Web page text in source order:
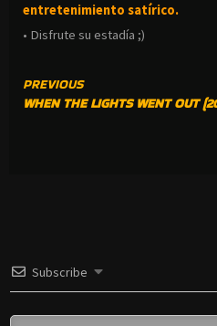
entretenimiento satírico.
• Disfrute su estadía ;)
CONTINUE
READING
PREVIOUS
WHEN THE LIGHTS WENT OUT
Subscribe